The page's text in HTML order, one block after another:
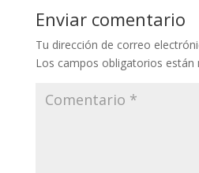
Enviar comentario
Tu dirección de correo
Los campos obligatorios están